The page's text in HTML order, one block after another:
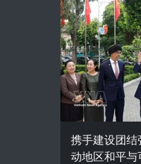
携手建设团结
动地区和平与